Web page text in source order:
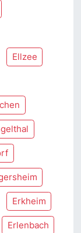
Ellzee
Erkheim
Erlenbach